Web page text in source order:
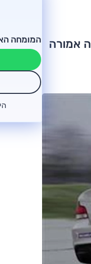
אמורה
המומחה